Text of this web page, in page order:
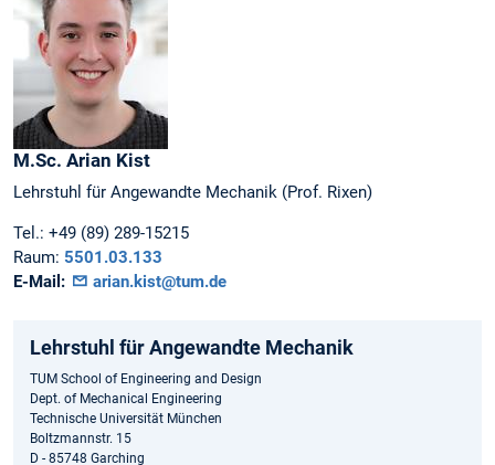
M.Sc. Arian Kist
Lehrstuhl für Angewandte Mechanik (Prof. Rixen)
Tel.: +49 (89) 289-15215
Raum: 5501.03.133
E-Mail:
arian.kist@tum.de
Lehrstuhl für Angewandte Mechanik
TUM School of Engineering and Design
Dept. of Mechanical Engineering
Technische Universität München
Boltzmannstr. 15
D - 85748 Garching